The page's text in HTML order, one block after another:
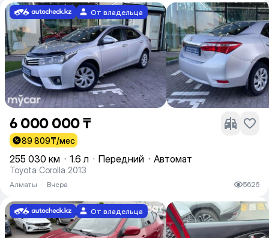
От владельца
6 000 000 ₸
89 809₸/мес
255 030 км · 1.6 л · Передний · Автомат
Toyota Corolla 2013
Алматы · Вчера 5626
От владельца